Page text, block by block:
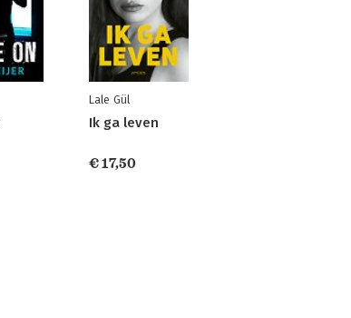
Lale Gül
Ik ga leven
€ 17,50